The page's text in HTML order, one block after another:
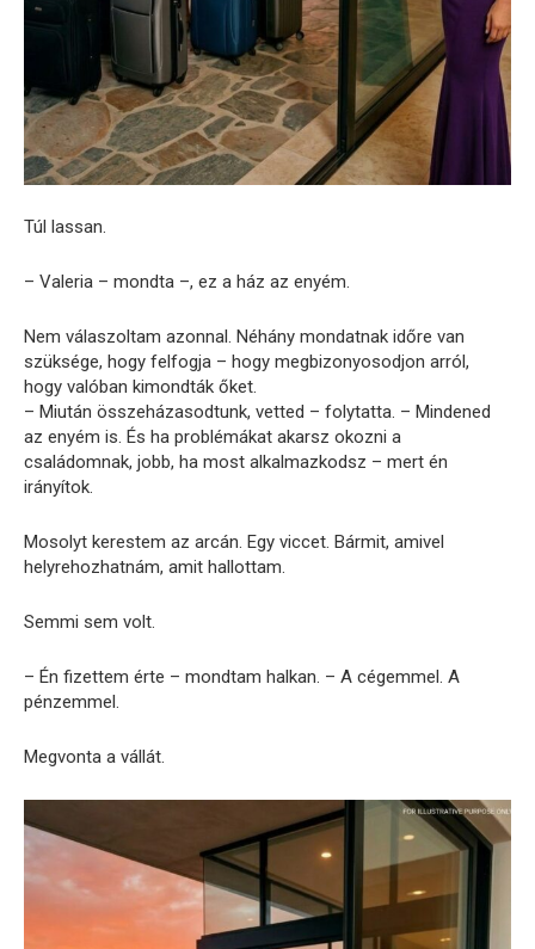
Túl lassan.
– Valeria – mondta –, ez a ház az enyém.
Nem válaszoltam azonnal. Néhány mondatnak időre van
szüksége, hogy felfogja – hogy megbizonyosodjon arról,
hogy valóban kimondták őket.
– Miután összeházasodtunk, vetted – folytatta. – Mindened
az enyém is. És ha problémákat akarsz okozni a
családomnak, jobb, ha most alkalmazkodsz – mert én
irányítok.
Mosolyt kerestem az arcán. Egy viccet. Bármit, amivel
helyrehozhatnám, amit hallottam.
Semmi sem volt.
– Én fizettem érte – mondtam halkan. – A cégemmel. A
pénzemmel.
Megvonta a vállát.